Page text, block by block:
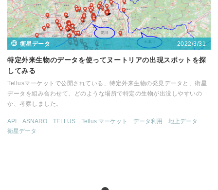
衛星データ 2022/3/31
特定外来生物のデータを使ってヌートリアの出現スポットを探
してみる
Tellusマーケットで公開されている、特定外来生物の発見データと、衛星
データを組み合わせて、どのような場所で特定の生物が出没しやすいの
か、考察しました。
API ASNARO TELLUS Tellus マーケット データ利用
地上データ
衛星データ